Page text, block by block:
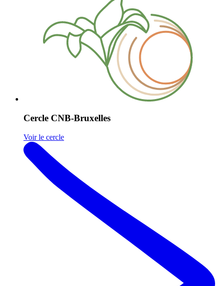
Cercle CNB-Bruxelles
Voir le cercle